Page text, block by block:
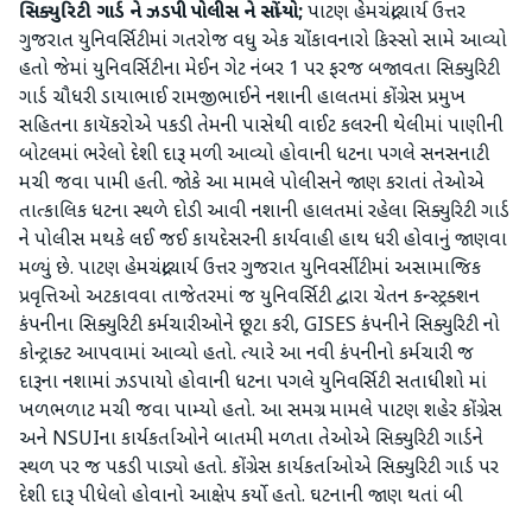
સિક્યુરિટી ગાર્ડ ને ઝડપી પોલીસ ને સોંપ્યો;પાટણ હેમચંદ્રાચાર્ય ઉત્તર
ગુજરાત યુનિવર્સિટીમાં ગતરોજ વધુ એક ચોંકાવનારો કિસ્સો સામે આવ્યો
હતો જેમાં યુનિવર્સિટીના મેઈન ગેટ નંબર 1 પર ફરજ બજાવતા સિક્યુરિટી
ગાર્ડ ચૌધરી ડાયાભાઈ રામજીભાઈને નશાની હાલતમાં કોંગ્રેસ પ્રમુખ
સહિતના કાયૅકરોએ પકડી તેમની પાસેથી વાઈટ કલરની થેલીમાં પાણીની
બોટલમાં ભરેલો દેશી દારૂ મળી આવ્યો હોવાની ધટના પગલે સનસનાટી
મચી જવા પામી હતી. જોકે આ મામલે પોલીસને જાણ કરાતાં તેઓએ
તાત્કાલિક ધટના સ્થળે દોડી આવી નશાની હાલતમાં રહેલા સિક્યુરિટી ગાર્ડ
ને પોલીસ મથકે લઈ જઈ કાયદેસરની કાર્યવાહી હાથ ધરી હોવાનું જાણવા
મળ્યું છે. પાટણ હેમચંદ્રાચાર્ય ઉત્તર ગુજરાત યુનિવર્સીટીમાં અસામાજિક
પ્રવૃત્તિઓ અટકાવવા તાજેતરમાં જ યુનિવર્સિટી દ્વારા ચેતન કન્સ્ટ્રક્શન
કંપનીના સિક્યુરિટી કર્મચારીઓને છૂટા કરી, GISES કંપનીને સિક્યુરિટી નો
કોન્ટ્રાક્ટ આપવામાં આવ્યો હતો. ત્યારે આ નવી કંપનીનો કર્મચારી જ
દારૂના નશામાં ઝડપાયો હોવાની ધટના પગલે યુનિવર્સિટી સતાધીશો માં
ખળભળાટ મચી જવા પામ્યો હતો. આ સમગ્ર મામલે પાટણ શહેર કોંગ્રેસ
અને NSUIના કાર્યકર્તાઓને બાતમી મળતા તેઓએ સિક્યુરિટી ગાર્ડને
સ્થળ પર જ પકડી પાડ્યો હતો. કોંગ્રેસ કાર્યકર્તાઓએ સિક્યુરિટી ગાર્ડ પર
દેશી દારૂ પીધેલો હોવાનો આક્ષેપ કર્યો હતો. ઘટનાની જાણ થતાં બી